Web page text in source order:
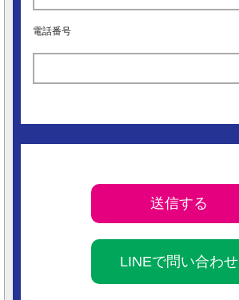
電話番号
LINEで問い合わせ